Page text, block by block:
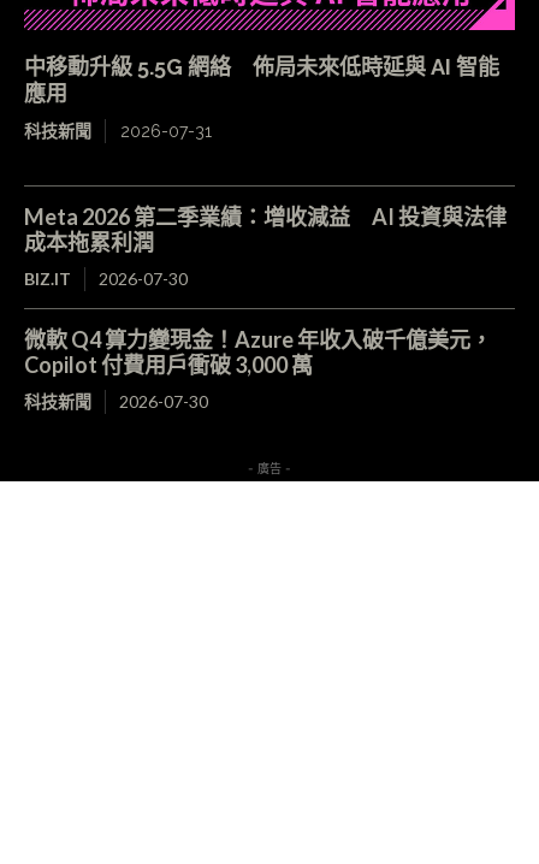
中移動升級 5.5G 網絡 佈局未來低時延與 AI 智能
應用
科技新聞 2026-07-31
Meta 2026 第二季業績：增收減益 AI 投資與法律
成本拖累利潤
BIZ.IT 2026-07-30
微軟 Q4 算力變現金！Azure 年收入破千億美元，
Copilot 付費用戶衝破 3,000 萬
科技新聞 2026-07-30
- 廣告 -